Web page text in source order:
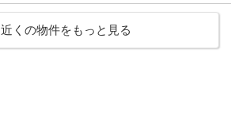
近くの物件をもっと見る